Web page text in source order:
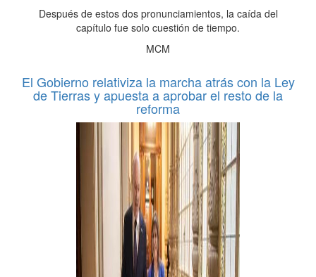
Después de estos dos pronunciamientos, la caída del
capítulo fue solo cuestión de tiempo.
MCM
El Gobierno relativiza la marcha atrás con la Ley
de Tierras y apuesta a aprobar el resto de la
reforma